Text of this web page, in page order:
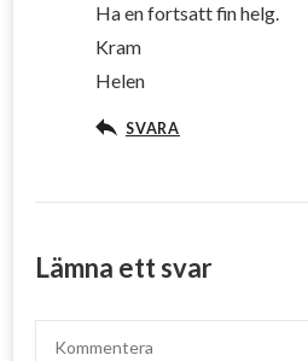
Ha en fortsatt fin helg.
Kram
Helen
SVARA
Lämna ett svar